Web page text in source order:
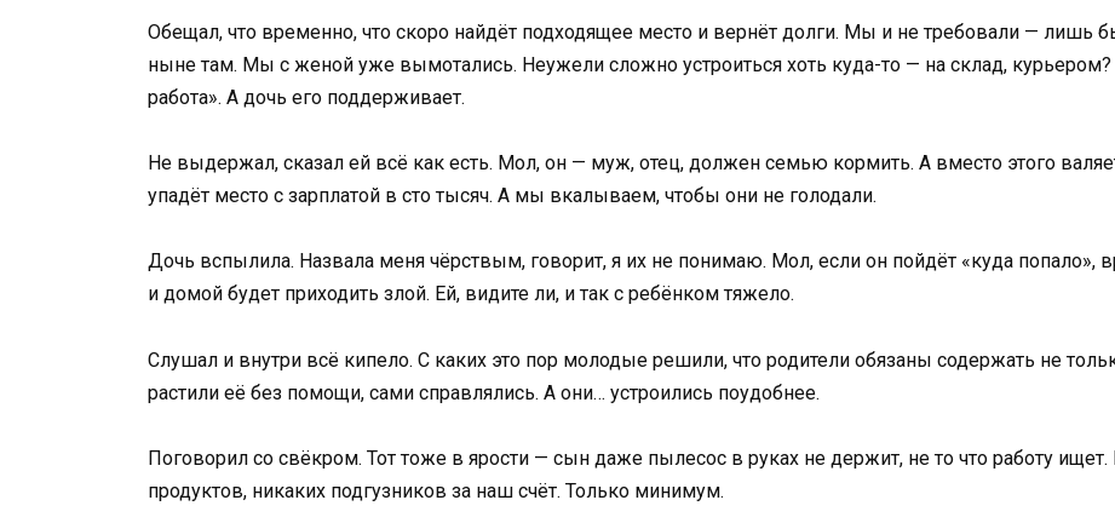
Обещал, что временно, что скоро найдёт подходящее место и вернёт долги. Мы и не требовали — лишь
ныне там. Мы с женой уже вымотались. Неужели сложно устроиться хоть куда-то — на склад, курьером?
работа». А дочь его поддерживает.
Не выдержал, сказал ей всё как есть. Мол, он — муж, отец, должен семью кормить. А вместо этого
упадёт место с зарплатой в сто тысяч. А мы вкалываем, чтобы они не голодали.
Дочь вспылила. Назвала меня чёрствым, говорит, я их не понимаю. Мол, если он пойдёт «куда попало»,
и домой будет приходить злой. Ей, видите ли, и так с ребёнком тяжело.
Слушал и внутри всё кипело. С каких это пор молодые решили, что родители обязаны содержать не
растили её без помощи, сами справлялись. А они… устроились поудобнее.
Поговорил со свёкром. Тот тоже в ярости — сын даже пылесос в руках не держит, не то что работу
продуктов, никаких подгузников за наш счёт. Только минимум.